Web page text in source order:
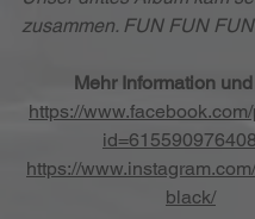
zusammen. FUN FUN
Mehr Information
https://
https://
black/